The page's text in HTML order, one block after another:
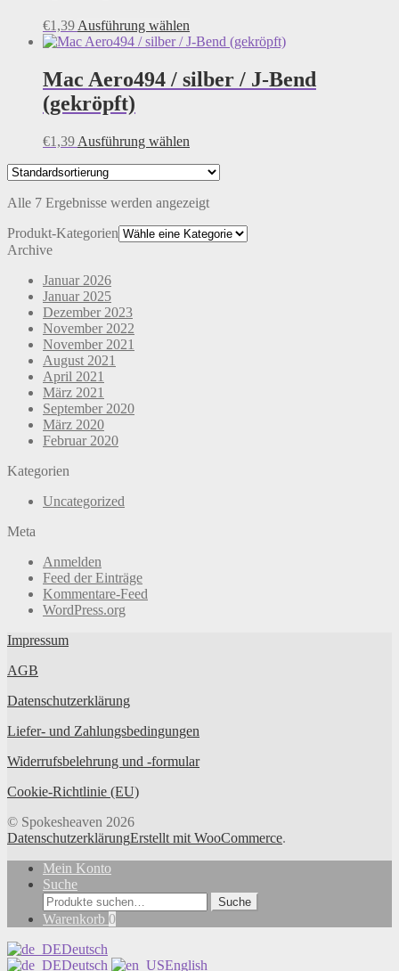
können
auf
der
Produktseite
€1,39 Ausführung wählen
Produkt
mehrere
Varianten
können
auf
der
Produktseite
werden
Mac Aero494 / silber / J-Bend
(gekröpft)
€1,39 Ausführung wählen
weist
Varianten
Die
Alle 7 Ergebnisse werden angezeigt
Produkt-Kategorien
Archive
Januar 2026
Januar 2025
Dezember 2023
November 2022
November 2021
August 2021
April 2021
März 2021
September 2020
März 2020
Februar 2020
Kategorien
Uncategorized
Meta
Anmelden
Feed der Einträge
Kommentare-Feed
WordPress.org
Impressum
AGB
Datenschutzerklärung
Liefer- und Zahlungsbedingungen
Widerrufsbelehrung und -formular
Cookie-Richtlinie (EU)
© Spokesheaven 2026
DatenschutzerklärungErstellt mit WooCommerce.
Mein Konto
Suche
Suche
nach:
Suche
Warenkorb 0
Deutsch
Deutsch
English